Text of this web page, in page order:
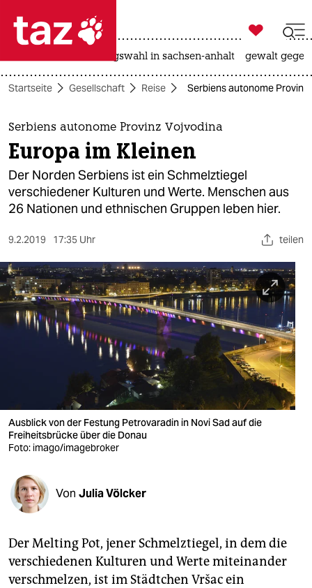
 taz zahl ich
taz zahl ich
themen
politik
öko
sport
berlin
verlag
verlag
shop
fragen & hilfe
unterstützen
abo

taz zahl ich
landtagswahl in sachsen-anhalt gewalt
Startseite Gesellschaft Reise Serbiens autonome Provinz
Serbiens autonome Provinz Vojvodina
Europa im Kleinen
Der Norden Serbiens ist ein Schmelztiegel
verschiedener Kulturen und Werte. Menschen aus
26 Nationen und ethnischen Gruppen leben hier.
9.2.2019 17:35 Uhr teilen
Ausblick von der Festung Petrovaradin in Novi Sad auf die
Freiheitsbrücke über die Donau
Foto: imago/imagebroker
Von Julia Völcker
Der Melting Pot, jener Schmelztiegel, in dem die
verschiedenen Kulturen und Werte miteinander
verschmelzen, ist im Städtchen Vršac ein